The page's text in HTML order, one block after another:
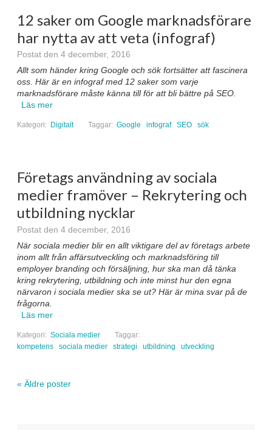
12 saker om Google marknadsförare
har nytta av att veta (infograf)
Postat den 4 december, 2016
Allt som händer kring Google och sök fortsätter att fascinera
oss. Här är en infograf med 12 saker som varje
marknadsförare måste känna till för att bli bättre på SEO.
Läs mer
Kategori: Digitalt Taggar: Google infograf SEO sök
Företags användning av sociala
medier framöver – Rekrytering och
utbildning nycklar
Postat den 4 december, 2016
När sociala medier blir en allt viktigare del av företags arbete
inom allt från affärsutveckling och marknadsföring till
employer branding och försäljning, hur ska man då tänka
kring rekrytering, utbildning och inte minst hur den egna
närvaron i sociala medier ska se ut? Här är mina svar på de
frågorna.
Läs mer
Kategori: Sociala medier
Taggar:
kompetens
sociala medier strategi utbildning utveckling
« Äldre poster